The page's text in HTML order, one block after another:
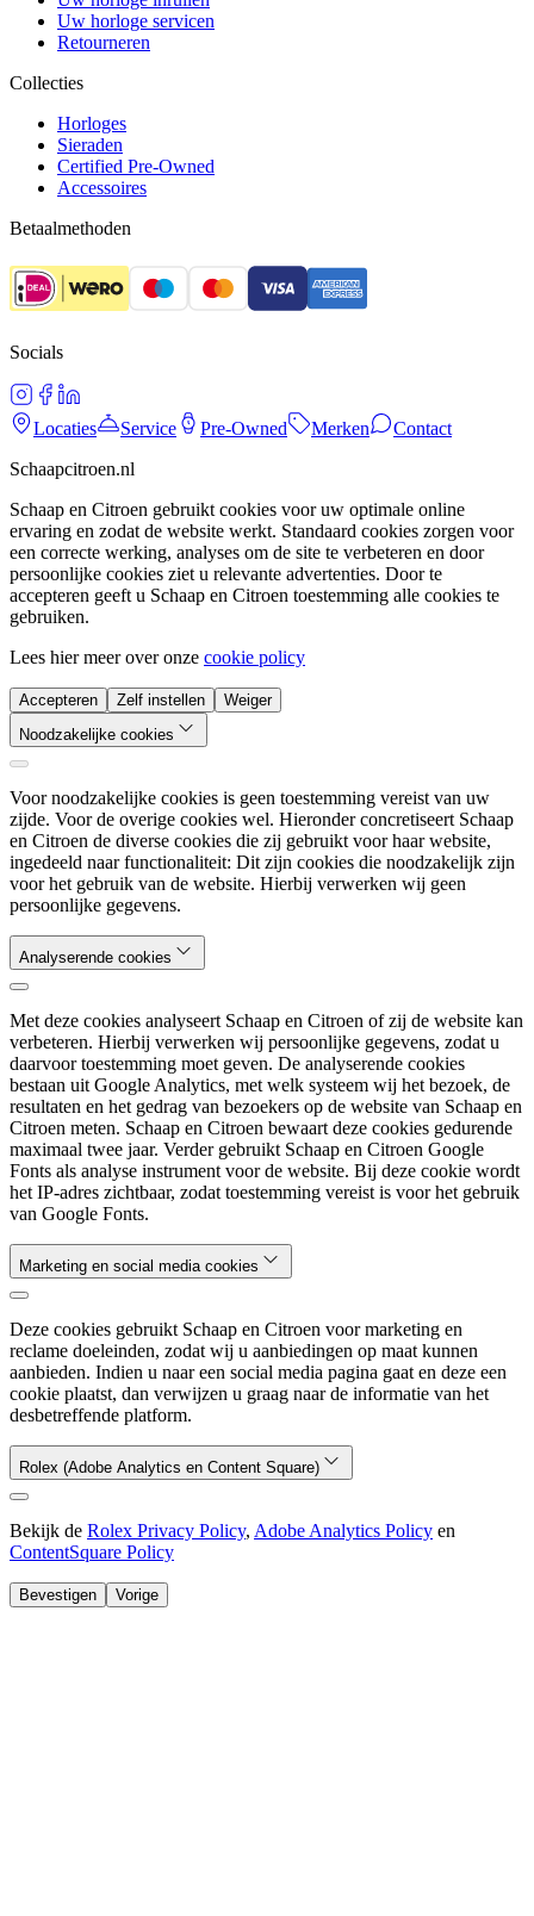
Uw horloge servicen
Retourneren
Collecties
Horloges
Sieraden
Certified Pre-Owned
Accessoires
Betaalmethoden
Socials
Locaties Service Pre-Owned Merken
Contact
Schaapcitroen.nl
Schaap en Citroen gebruikt cookies voor uw optimale online
ervaring en zodat de website werkt. Standaard cookies zorgen voor
een correcte werking, analyses om de site te verbeteren en door
persoonlijke cookies ziet u relevante advertenties. Door te
accepteren geeft u Schaap en Citroen toestemming alle cookies te
gebruiken.
Lees hier meer over onze cookie policy
Accepteren Zelf instellen
Weiger
Noodzakelijke cookies
Voor noodzakelijke cookies is geen toestemming vereist van uw
zijde. Voor de overige cookies wel. Hieronder concretiseert Schaap
en Citroen de diverse cookies die zij gebruikt voor haar website,
ingedeeld naar functionaliteit: Dit zijn cookies die noodzakelijk zijn
voor het gebruik van de website. Hierbij verwerken wij geen
persoonlijke gegevens.
Analyserende cookies
Met deze cookies analyseert Schaap en Citroen of zij de website kan
verbeteren. Hierbij verwerken wij persoonlijke gegevens, zodat u
daarvoor toestemming moet geven. De analyserende cookies
bestaan uit Google Analytics, met welk systeem wij het bezoek, de
resultaten en het gedrag van bezoekers op de website van Schaap en
Citroen meten. Schaap en Citroen bewaart deze cookies gedurende
maximaal twee jaar. Verder gebruikt Schaap en Citroen Google
Fonts als analyse instrument voor de website. Bij deze cookie wordt
het IP-adres zichtbaar, zodat toestemming vereist is voor het gebruik
van Google Fonts.
Marketing en social media cookies
Deze cookies gebruikt Schaap en Citroen voor marketing en
reclame doeleinden, zodat wij u aanbiedingen op maat kunnen
aanbieden. Indien u naar een social media pagina gaat en deze een
cookie plaatst, dan verwijzen u graag naar de informatie van het
desbetreffende platform.
Rolex (Adobe Analytics en Content Square)
Bekijk de Rolex Privacy Policy, Adobe Analytics Policy en
ContentSquare Policy
Bevestigen Vorige